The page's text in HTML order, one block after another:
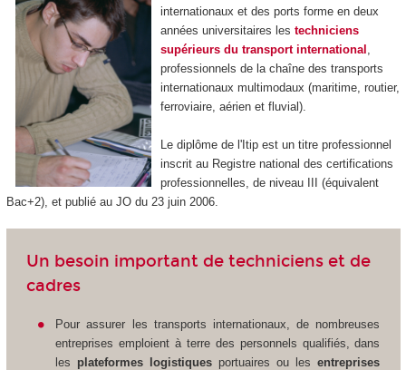
internationaux et des ports forme en deux
années universitaires les techniciens
supérieurs du transport international
professionnels de la chaîne des transports
internationaux multimodaux (maritime, routier,
ferroviaire, aérien et fluvial).
Le diplôme de l'Itip est un titre professionnel
inscrit au Registre national des certifications
professionnelles, de niveau III (équivalent
Bac+2), et publié au JO du 23 juin 2006.
Un besoin important de techniciens et de
cadres
Pour assurer les transports internationaux, de nombreuses
entreprises emploient à terre des personnels qualifiés, dans
les plateformes logistiques portuaires ou lesentreprises